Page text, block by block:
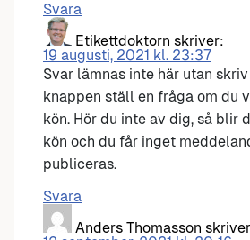
Svara
Etikettdoktorn skriver:
19 augusti, 2021 kl. 23:37
Svar lämnas inte här utan
knappen ställ en fråga om du
kön. Hör du inte av dig, så blir
kön och du får inget
publiceras.
Svara
Anders Thomasson